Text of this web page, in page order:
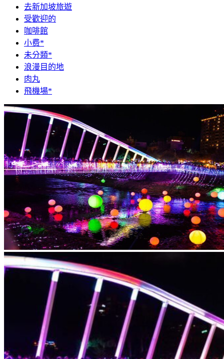
去新加坡旅遊
受歡迎的
咖啡館
小费*
未分類*
浪漫目的地
肉丸
飛機場*